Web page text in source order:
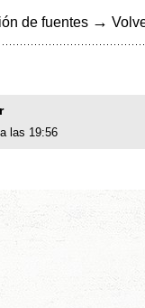
de fuentes →
las 19:56